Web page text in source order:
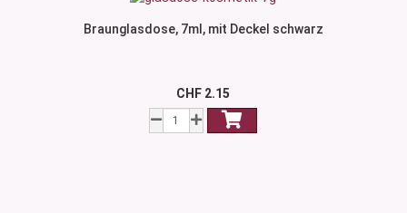
Braunglasdose, 7ml, mit Deckel schwarz
CHF 2.15